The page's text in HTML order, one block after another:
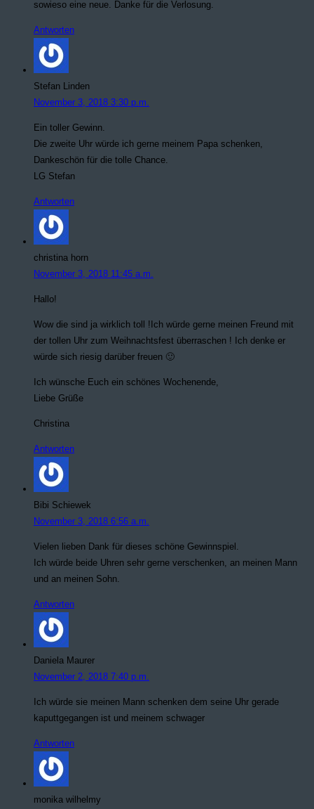
sowieso eine neue. Danke für die Verlosung.
Antworten
Stefan Linden
November 3, 2018 3:30 p.m.
Ein toller Gewinn.
Die zweite Uhr würde ich gerne meinem Papa schenken,
Dankeschön für die tolle Chance.
LG Stefan
Antworten
christina horn
November 3, 2018 11:45 a.m.
Hallo!
Wow die sind ja wirklich toll !Ich würde gerne meinen Freund mit
der tollen Uhr zum Weihnachtsfest überraschen ! Ich denke er
würde sich riesig darüber freuen 🙂
Ich wünsche Euch ein schönes Wochenende,
Liebe Grüße
Christina
Antworten
Bibi Schiewek
November 3, 2018 6:56 a.m.
Vielen lieben Dank für dieses schöne Gewinnspiel.
Ich würde beide Uhren sehr gerne verschenken, an meinen Mann
und an meinen Sohn.
Antworten
Daniela Maurer
November 2, 2018 7:40 p.m.
Ich würde sie meinen Mann schenken dem seine Uhr gerade
kaputtgegangen ist und meinem schwager
Antworten
monika wilhelmy